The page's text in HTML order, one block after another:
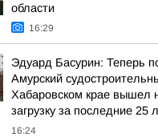
области
16:29
Эдуард Басурин: Теперь
Амурский
Хабаровском крае вышел
загрузку за последние 25
16:24